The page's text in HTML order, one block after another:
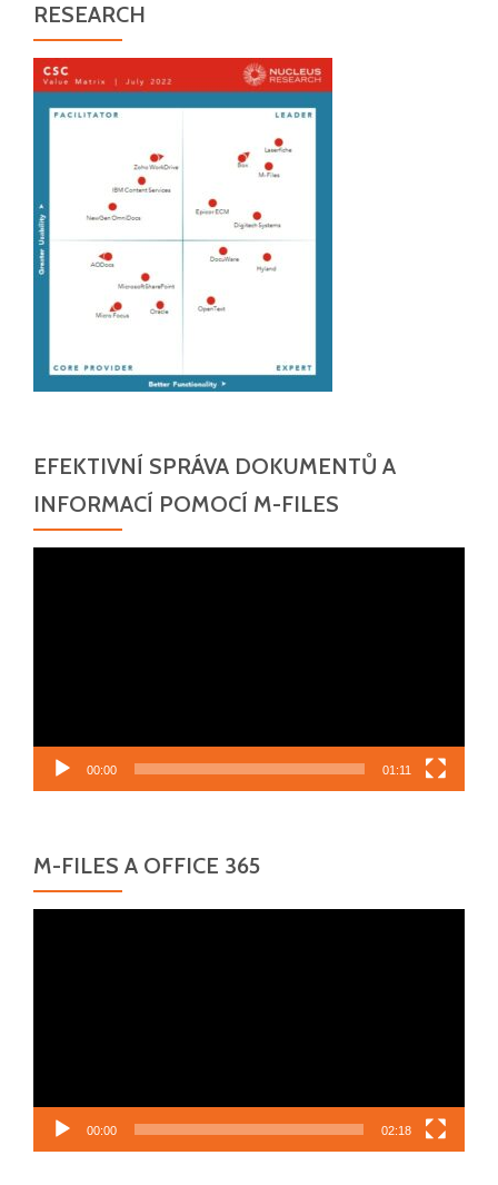
RESEARCH
EFEKTIVNÍ SPRÁVA DOKUMENTŮ A
INFORMACÍ POMOCÍ M-FILES
00:00 01:11
M-FILES A OFFICE 365
00:00 02:18